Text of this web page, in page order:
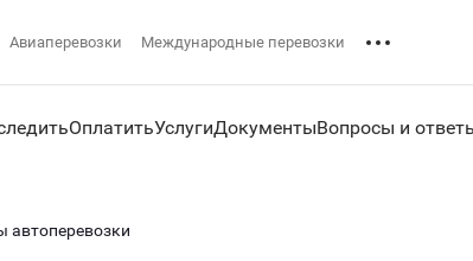
Авиаперевозки Международные перевозки
ОплатитьУслугиДокументыВопросы и
автоперевозки